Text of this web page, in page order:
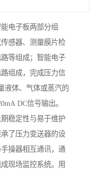
电子板两部分组
感器、测量膜片检
等组成；智能电子
组成，完成压力信
液体、气体或蒸汽的
DC信号输出。
稳定性与易于维护
了压力变送器的设
操器相互通讯，通
现场监控系统。用